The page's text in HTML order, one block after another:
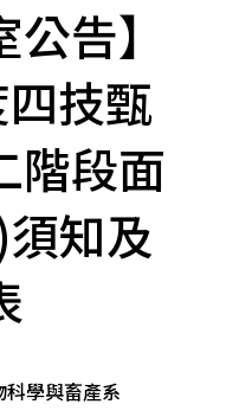
公告】
技甄
階段面
知及
學與畜產系